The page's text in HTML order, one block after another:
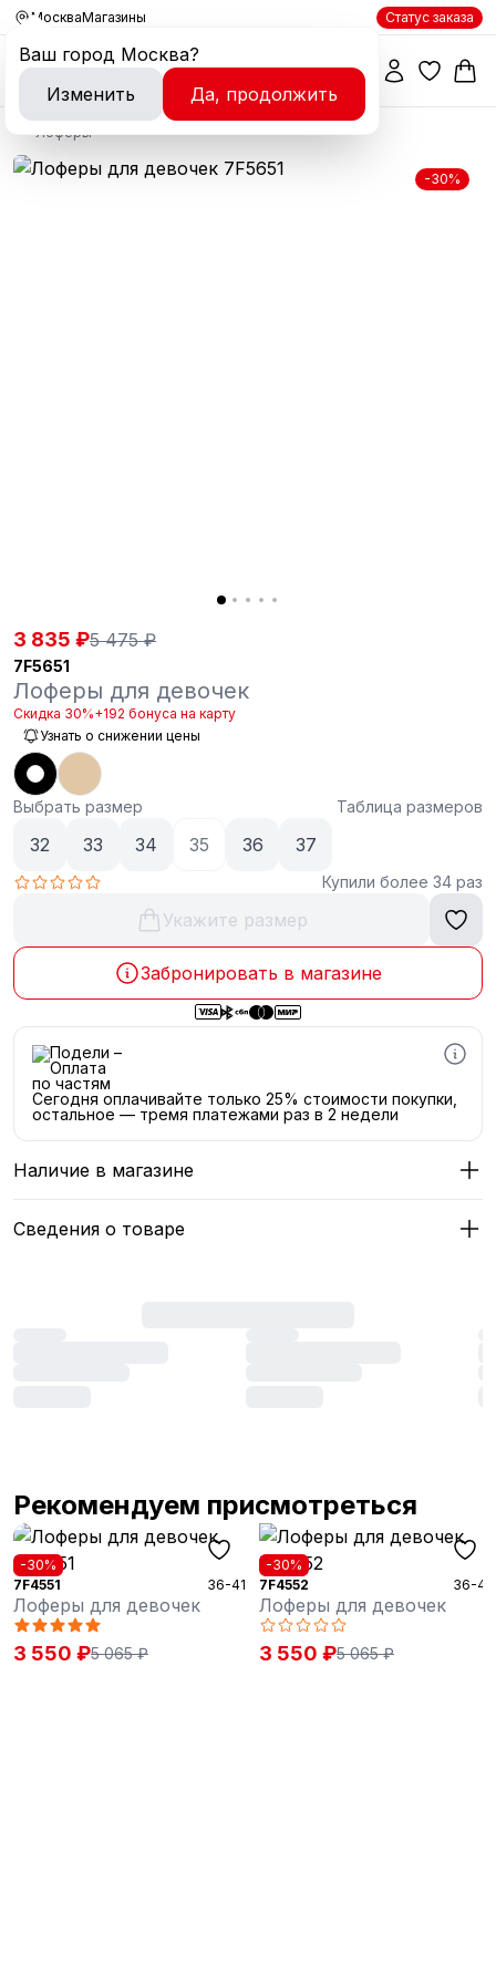
Москва
Ваш город Москва?
Изменить
Да, продолжить
Магазины Статус заказа
Лоферы
-30%
3 835 ₽5 475 ₽
7F5651
Лоферы для девочек
Скидка 30%+192 бонуса на карту
Узнать о снижении цены
Выбрать размер Таблица размеров
32 33 34 35 36 37
Купили более 34 раз
Укажите размер
Забронировать в магазине
Сегодня оплачивайте только 25% стоимости покупки,
остальное — тремя платежами раз в 2 недели
Наличие в магазине
Сведения о товаре
Рекомендуем присмотреться
-30%
7F4551
36-41
Лоферы для девочек
3 550 ₽5 065 ₽
-30%
7F4552
36-41
Лоферы для девочек
3 550 ₽5 065 ₽